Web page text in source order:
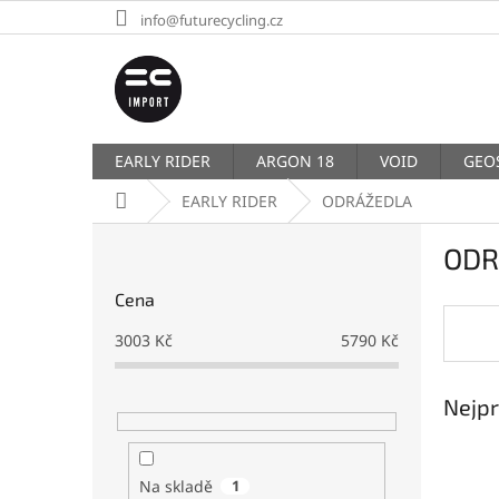
na
info@futurecycling.cz
EARLY RIDER ARGON 18 VOID
Domů EARLY RIDER ODRÁŽEDLA
Cena
3003 Kč 5790 Kč
Na skladě 1